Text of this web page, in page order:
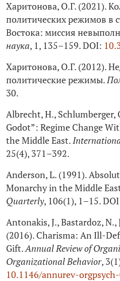
Харитонова, О.Г. (2021).
политических режимов в
Востока: миссия
наука, 1, 135–159. DOI:
Харитонова, О.Г. (2012).
политические режимы.
30.
Albrecht, H., Schlumberger,
Godot”: Regime Change
the Middle East.
25(4), 371–392.
Anderson, L. (1991).
Monarchy in the Middle
Quarterly, 106(1), 1–15.
Antonakis, J., Bastardoz, N.,
(2016). Charisma: An Ill-
Gift.Annual Review of
Organizational Behavior,
10.1146/annurev-